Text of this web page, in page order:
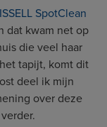
SpotClean
dat kwam net op
die veel haar
tapijt, komt dit
deel ik mijn
over deze